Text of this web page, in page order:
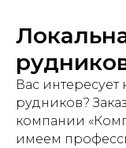
Вас интересует
рудников?
компании
имеем